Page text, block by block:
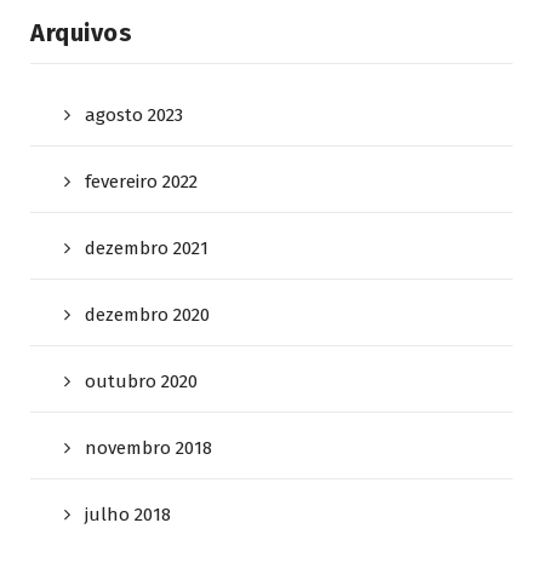
Arquivos
agosto 2023
fevereiro 2022
dezembro 2021
dezembro 2020
outubro 2020
novembro 2018
julho 2018